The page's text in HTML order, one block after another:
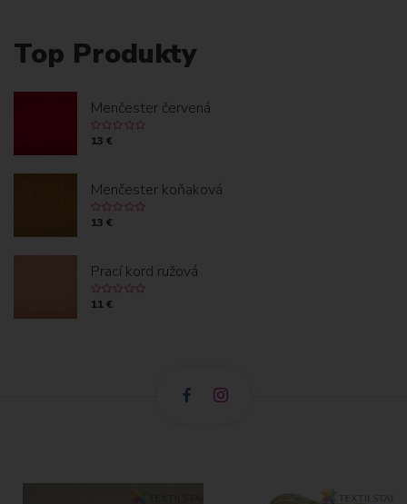
Top Produkty
Menčester červená
13 €
Menčester koňaková
13 €
Prací kord ružová
11 €